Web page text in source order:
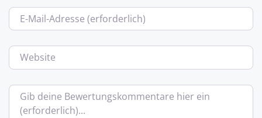
E-Mail
Website
Bewertungstext